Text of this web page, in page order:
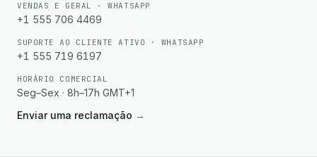
VENDAS E GERAL · WHATSAPP
+1 555 706 4469
SUPORTE AO CLIENTE ATIVO · WHATSAPP
+1 555 719 6197
HORÁRIO COMERCIAL
Seg–Sex · 8h–17h GMT+1
Enviar uma reclamação →